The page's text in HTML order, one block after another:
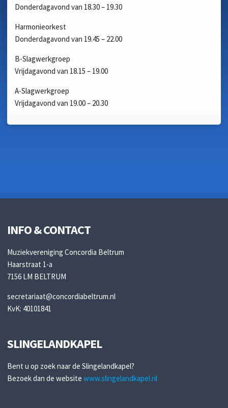
Donderdagavond van 18.30 – 19.30
Harmonieorkest
Donderdagavond van 19.45 – 22.00
B-Slagwerkgroep
Vrijdagavond van 18.15 – 19.00
A-Slagwerkgroep
Vrijdagavond van 19.00 – 20.30
INFO & CONTACT
Muziekvereniging Concordia Beltrum
Haarstraat 1-a
7156 LM BELTRUM
secretariaat@concordiabeltrum.nl
KvK: 40101841
SLINGELANDKAPEL
Bent u op zoek naar de Slingelandkapel?
Bezoek dan de websitewww.slingelandkapel.nl